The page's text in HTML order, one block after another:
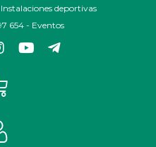
deportivas
654 - Eventos